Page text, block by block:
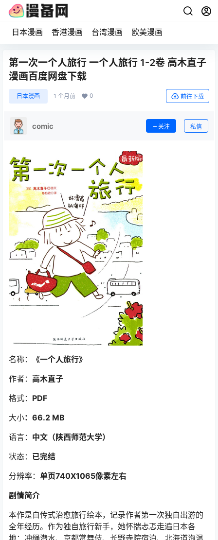
日本漫画 香港漫画 台湾漫画 欧美漫画
第一次一个人旅行 一个人旅行 1-2卷 高木直子
漫画百度网盘下载
日本漫画 1 个月前 0 前往下载
comic 关注 私信
名称：
《一个人旅行》
作者： 高木直子
格式： PDF
大小：66.2 MB
语言： 中文（陕西师范大学）
状态： 已完结
分辨率： 单页740X1065像素左右
剧情简介
本作是自传式治愈旅行绘本，记录作者第一次独自出游的
全年经历。作为独自旅行新手，她怀揣忐忑走遍日本各
地：冲绳潜水、京都赏舞伎、长野寺院宿泊、北海道泡温